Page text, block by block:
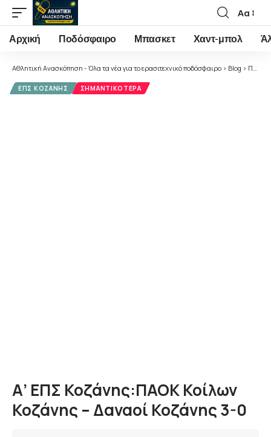
Font
Resizer
Αα
Αρχική Ποδόσφαιρο Μπασκετ Χαντ-μπολ
Αθλητική Ανασκόπηση - Όλα τα νέα για το ερασιτεχνικό ποδόσφαιρο > Blog > Ποδόσφαιρο
ΕΠΣ ΚΟΖΆΝΗΣ ΣΗΜΑΝΤΙΚΌΤΕΡΑ
Α’ ΕΠΣ Κοζάνης:ΠΑΟΚ Κοίλων
Κοζάνης – Δαναοί Κοζάνης 3-0